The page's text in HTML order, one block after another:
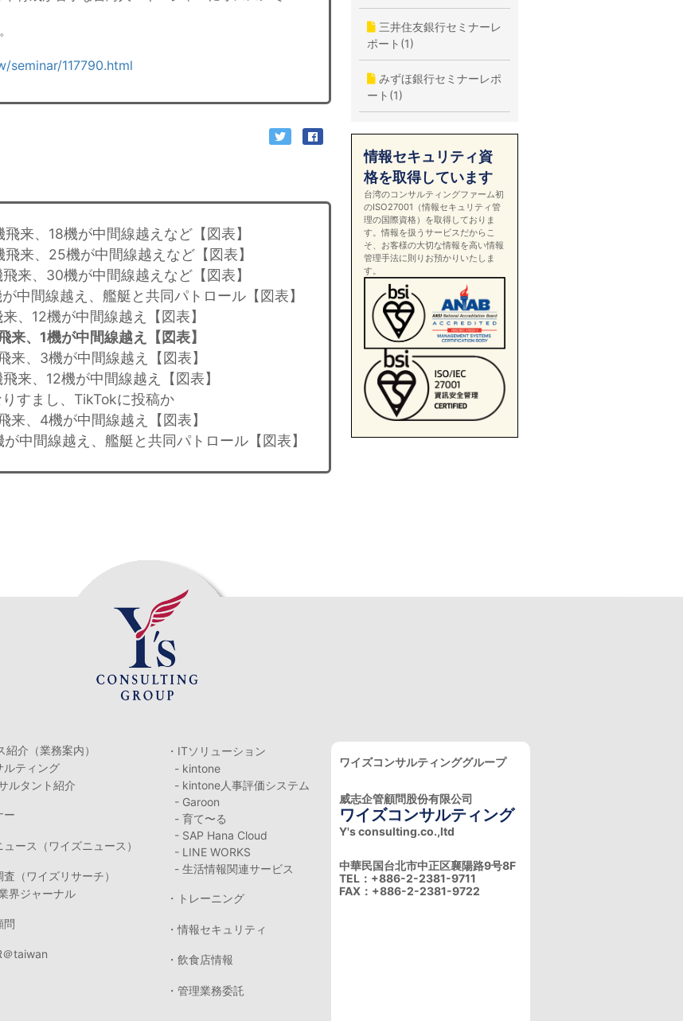
117790.html
来、18機が中間線越えなど【図表】
来、25機が中間線越えなど【図表】
来、30機が中間線越えなど【図表】
中間線越え、艦艇と共同パトロール【図表】
、12機が中間線越え【図表】
来、1機が中間線越え【図表】
来、3機が中間線越え【図表】
来、12機が中間線越え【図表】
すまし、TikTokに投稿か
来、4機が中間線越え【図表】
中間線越え、艦艇と共同パトロール【図表】
三井住友銀行セミナーレ
ポート(1)
みずほ銀行セミナーレポ
ート(1)
情報セキュリティ資
格を取得しています
台湾のコンサルティングファーム初
のISO27001（情報セキュリティ管
理の国際資格）を取得しておりま
す。情報を扱うサービスだからこ
そ、お客様の大切な情報を高い情報
管理手法に則りお預かりいたしま
す。
紹介（業務案内）
ルティング
ルタント紹介
ー
ュース（ワイズニュース）
査（ワイズリサーチ）
界ジャーナル
問
＠taiwan
・ITソリューション
- kintone
- kintone人事評価システム
- Garoon
- 育て〜る
- SAP Hana Cloud
- LINE WORKS
- 生活情報関連サービス
・トレーニング
・情報セキュリティ
・飲食店情報
・管理業務委託
ワイズコンサルティンググループ
威志企管顧問股份有限公司
ワイズコンサルティング
Y's consulting.co.,ltd
中華民国台北市中正区襄陽路9号8F
TEL：+886-2-2381-9711
FAX：+886-2-2381-9722